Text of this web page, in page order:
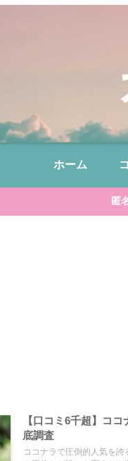
ホーム
匿
【口コミ6千超】コ
底調査
ココナラで圧倒的人気を